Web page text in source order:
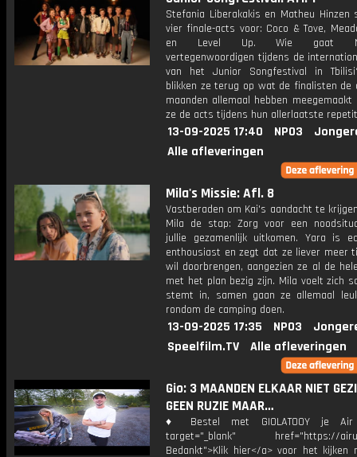
Stefania Liberakakis en Matheu Hinzen
vier finale-acts voor: Coco & Tove,
en Level Up. Wie gaat
vertegenwoordigen tijdens de
van het Junior Songfestival in
blikken ze terug op wat de finalisten de
maanden allemaal hebben meegemaakt
ze de acts tijdens hun allerlaatste
13-09-2025 17:40 NPO3
Alle afleveringen
Mila's Missie: Afl. 8
Vastberaden om Kai's aandacht te
Mila de stap: Zorg voor een
jullie gezamenlijk uitkomen. Yara is
enthousiast en zegt dat ze liever meer
wil doorbrengen, aangezien ze al de
met het plan bezig zijn. Mila voelt zich
stemt in, samen gaan ze allemaal
rondom de camping doen.
13-09-2025 17:35 NPO3
Speelfilm.TV
Alle afleveringen
Gio: 3 MAANDEN ELKAAR NIET
GEEN RUZIE MAAR…
♦ Bestel met GIOLATOOY je
target="_blank" href="https://
Bedankt">Klik hier</a> voor het kijken